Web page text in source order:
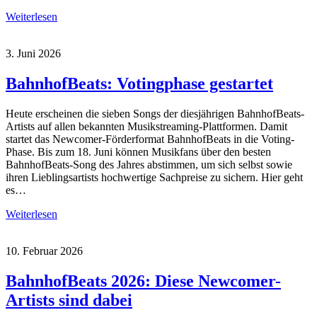
Weiterlesen
3. Juni 2026
BahnhofBeats: Votingphase gestartet
Heute erscheinen die sieben Songs der diesjährigen BahnhofBeats-
Artists auf allen bekannten Musikstreaming-Plattformen. Damit
startet das Newcomer-Förderformat BahnhofBeats in die Voting-
Phase. Bis zum 18. Juni können Musikfans über den besten
BahnhofBeats-Song des Jahres abstimmen, um sich selbst sowie
ihren Lieblingsartists hochwertige Sachpreise zu sichern. Hier geht
es…
Weiterlesen
10. Februar 2026
BahnhofBeats 2026: Diese Newcomer-
Artists sind dabei